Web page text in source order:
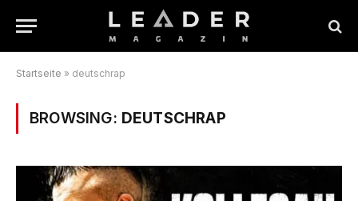
Startseite » deutschrap
BROWSING: DEUTSCHRAP